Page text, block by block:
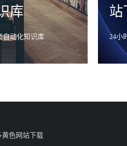
库
自动化知识库
站
24小
黄色网站下载